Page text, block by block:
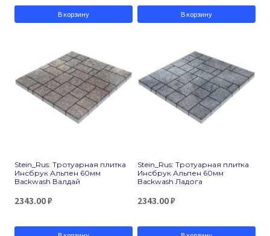
В корзину В корзину
Stein_Rus: Тротуарная плитка
Инсбрук Альпен 60мм
Backwash Валдай
2343.00₽
Stein_Rus: Тротуарная плитка
Инсбрук Альпен 60мм
Backwash Ладога
2343.00₽